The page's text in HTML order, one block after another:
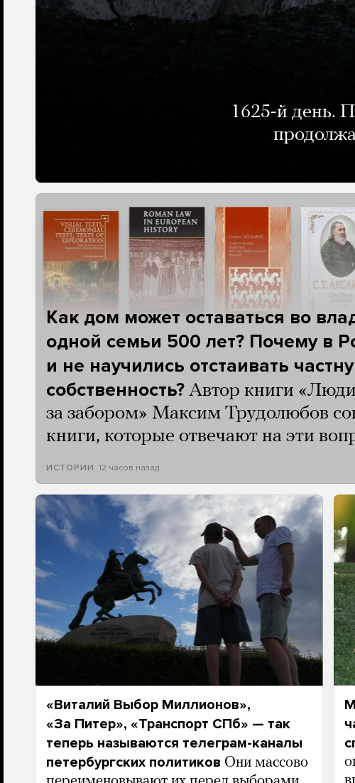
1625-й день.
Как дом может оставаться во
одной семьи 500 лет? Почему в
и не научились отстаивать
собственность? Автор книги «Люди
за забором» Максим Трудолюбов
книги, которые отвечают на эти
ИСТОРИИ 12 часов назад
«Виталий Выбор Миллионов»,
«За Питер», «Транспорт СПб» — так
теперь называются телеграм-каналы
петербургских политиков Они массово